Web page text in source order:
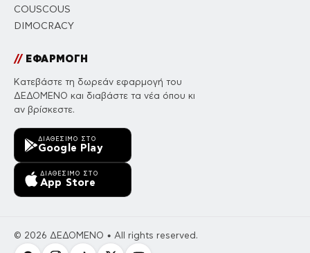
COUSCOUS
DIMOCRACY
//ΕΦΑΡΜΟΓΗ
Κατεβάστε τη δωρεάν εφαρμογή του
ΔΕΔΟΜΕΝΟ και διαβάστε τα νέα όπου κι
αν βρίσκεστε.
ΔΙΑΘΈΣΙΜΟ ΣΤΟ
Google Play
ΔΙΑΘΈΣΙΜΟ ΣΤΟ
App Store
© 2026 ΔΕΔΟΜΕΝΟ • All rights reserved.